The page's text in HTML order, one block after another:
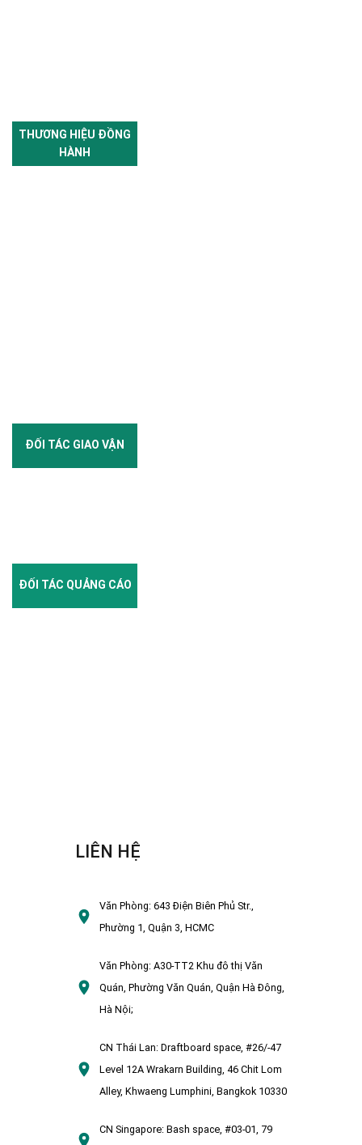
THƯƠNG HIỆU ĐỒNG
HÀNH
ĐỐI TÁC GIAO VẬN
ĐỐI TÁC QUẢNG CÁO
LIÊN HỆ
Văn Phòng:643 Điện Biên Phủ Str.,
Phường 1, Quận 3, HCMC
Văn Phòng:A30-TT2 Khu đô thị Văn
Quán, Phường Văn Quán, Quận Hà Đông,
Hà Nội;
CN Thái Lan: Draftboard space, #26/-47
Level 12A Wrakarn Building, 46 Chit Lom
Alley, Khwaeng Lumphini, Bangkok 10330
CN Singapore: Bash space, #03-01, 79